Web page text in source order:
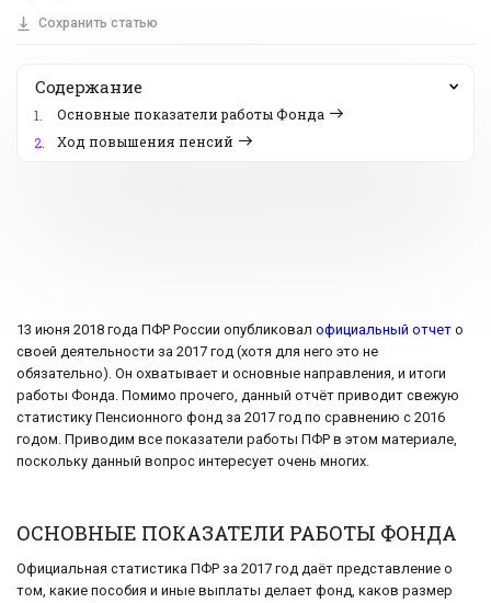
Сохранить статью
Содержание
1.
Основные показатели работы Фонда
2.
Ход повышения пенсий
13 июня 2018 года ПФР России опубликовал официальный отчет о
своей деятельности за 2017 год (хотя для него это не
обязательно). Он охватывает и основные направления, и итоги
работы Фонда. Помимо прочего, данный отчёт приводит свежую
статистику Пенсионного фонд за 2017 год по сравнению с 2016
годом. Приводим все показатели работы ПФР в этом материале,
поскольку данный вопрос интересует очень многих.
ОСНОВНЫЕ ПОКАЗАТЕЛИ РАБОТЫ ФОНДА
Официальная статистика ПФР за 2017 год даёт представление о
том, какие пособия и иные выплаты делает фонд, каков размер